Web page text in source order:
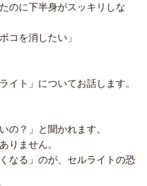
のに下半身がスッキリしな
コを消したい」
イト」についてお話します。
の？」と聞かれます。
りません。
なる」のが、セルライトの恐